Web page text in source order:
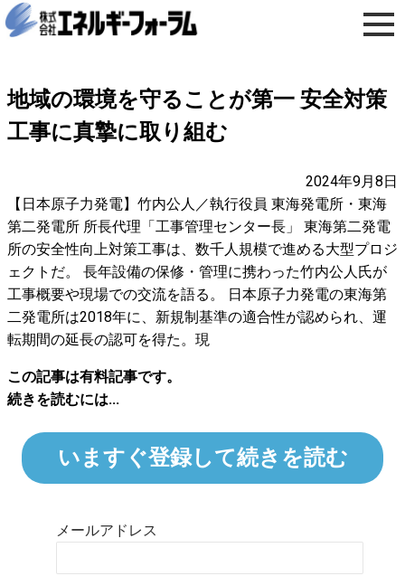
地域の環境を守ることが第一 安全対策
工事に真摯に取り組む
2024年9月8日
【日本原子力発電】竹内公人／執行役員 東海発電所・東海
第二発電所 所長代理「工事管理センター長」 東海第二発電
所の安全性向上対策工事は、数千人規模で進める大型プロジ
ェクトだ。 長年設備の保修・管理に携わった竹内公人氏が
工事概要や現場での交流を語る。 日本原子力発電の東海第
二発電所は2018年に、新規制基準の適合性が認められ、運
転期間の延長の認可を得た。現
この記事は有料記事です。
続きを読むには...
いますぐ登録して続きを読む
メールアドレス